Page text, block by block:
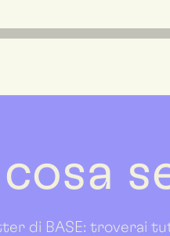
di BASE: troverai